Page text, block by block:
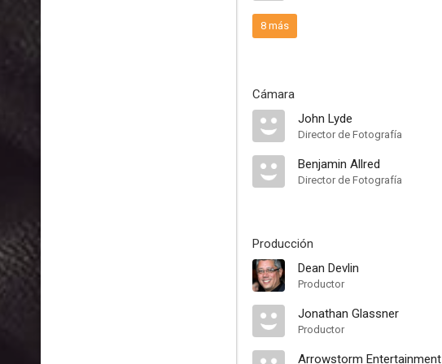
8 más
Cámara
John Lyde
Director de Fotografía
Benjamin Allred
Director de Fotografía
Producción
Dean Devlin
Productor
Jonathan Glassner
Productor
Arrowstorm Entertainment